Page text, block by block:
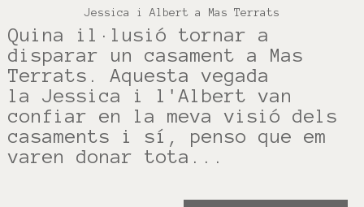
Jessica i Albert a Mas Terrats
Quina il·lusió tornar a
disparar un casament a Mas
Terrats. Aquesta vegada
la Jessica i l'Albert van
confiar en la meva visió dels
casaments i sí, penso que em
varen donar tota...